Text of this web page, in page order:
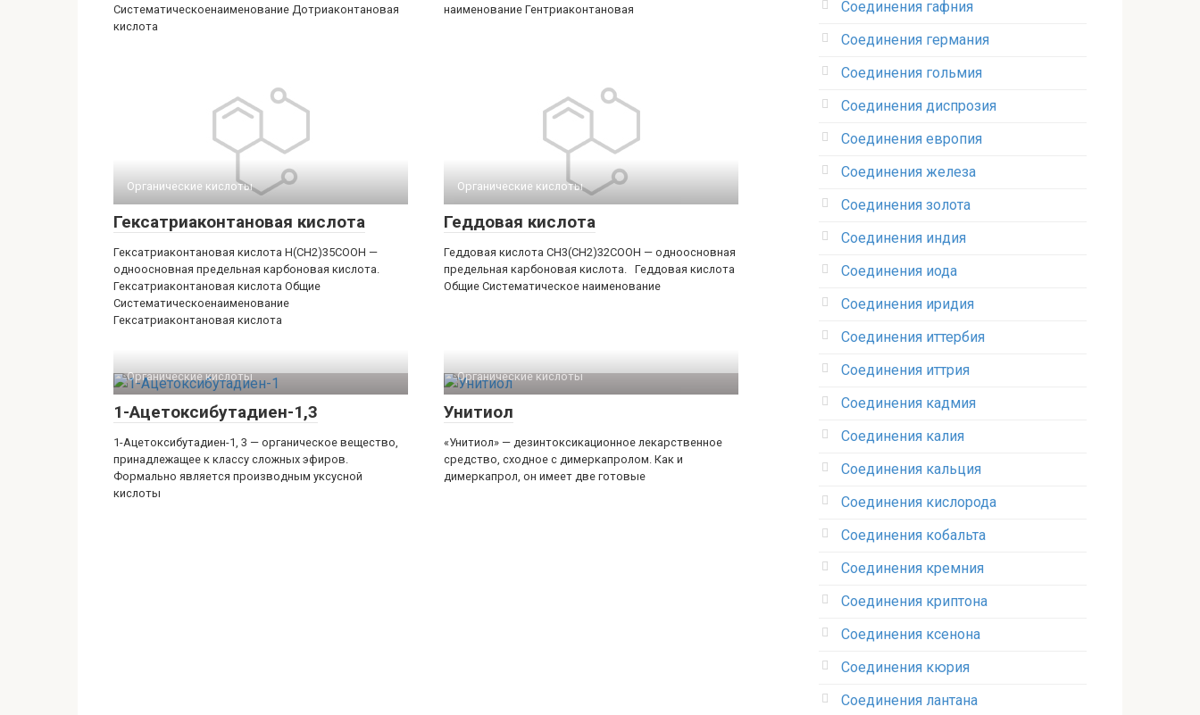
Систематическоенаименование Дотриаконтановая
кислота
наименование Гентриаконтановая
Органические кислоты‎
Гексатриаконтановая кислота
Гексатриаконтановая кислота H(CH2)35COOH —
одноосновная предельная карбоновая кислота.
Гексатриаконтановая кислота Общие
Систематическоенаименование
Гексатриаконтановая кислота
Органические кислоты‎
Геддовая кислота
Геддовая кислота CH3(CH2)32COOH — одноосновная
предельная карбоновая кислота. Геддовая кислота
Общие Систематическое наименование
Органические кислоты‎
1-Ацетоксибутадиен-1,3
1-Ацетоксибутадиен-1, 3 — органическое вещество,
принадлежащее к классу сложных эфиров.
Формально является производным уксусной
кислоты
Органические кислоты‎
Унитиол
«Унитиол» — дезинтоксикационное лекарственное
средство, сходное с димеркапролом. Как и
димеркапрол, он имеет две готовые
Соединения гафния‎
Соединения германия‎
Соединения гольмия‎
Соединения диспрозия‎ ‎
Соединения европия‎
Соединения железа‎
Соединения золота‎
Соединения индия
Соединения иода‎
Соединения иридия
Соединения иттербия‎
Соединения иттрия‎
Соединения кадмия
Соединения калия‎
Соединения кальция
Соединения кислорода‎
Соединения кобальта
Соединения кремния‎
Соединения криптона‎
Соединения ксенона‎
Соединения кюрия
Соединения лантана‎